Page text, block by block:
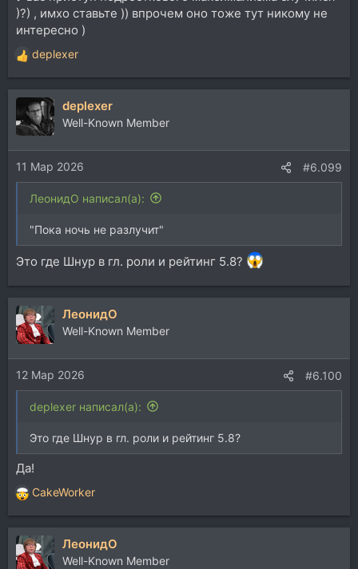
)?) , имхо ставьте )) впрочем оно тоже тут никому не
интересно )
Р
е
а
ц
и
и
:
deplexer
deplexer
Well-Known Member
11 Мар 2026 #6.099
ЛеонидО написал(а):
"Пока ночь не разлучит"
Это где Шнур в гл. роли и рейтинг 5.8?
ЛеонидО
Well-Known Member
12 Мар 2026 #6.100
deplexer написал(а):
Это где Шнур в гл. роли и рейтинг 5.8?
Да!
Р
е
а
к
ц
CakeWorker
ЛеонидО
Well-Known Member